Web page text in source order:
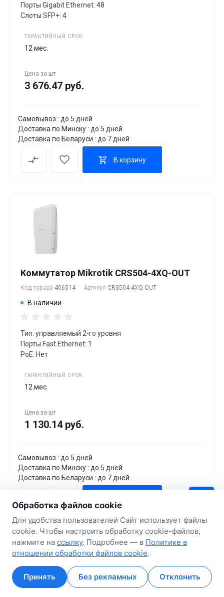
Главная Кабинет Избранные Сравнение
Главная Кабинет Избранные Сравнение
Порты Gigabit Ethernet: 48
Слоты SFP+: 4
ГАРАНТИЙНЫЙ СРОК
12 мес.
Цена за шт
3 676.47 руб.
Самовывоз : до 5 дней
Доставка по Минску : до 5 дней
Доставка по Беларуси : до 7 дней
В корзину
Коммутатор Mikrotik CRS504-4XQ-OUT
Код товара 406514 Артикул CRS504-4XQ-OUT
В наличии
Тип: управляемый 2-го уровня
Порты Fast Ethernet: 1
PoE: Нет
ГАРАНТИЙНЫЙ СРОК
12 мес.
Цена за шт
1 130.14 руб.
Самовывоз : до 5 дней
Доставка по Минску : до 5 дней
Доставка по Беларуси : до 7 дней
Обработка файлов cookie
Для удобства пользователей Сайт использует файлы
cookie. Чтобы настроить обработку cookie-файлов,
нажмите на ссылку. Подробнее — в Политике в
отношении обработки файлов cookie.
Принять Без рекламных Отклонить